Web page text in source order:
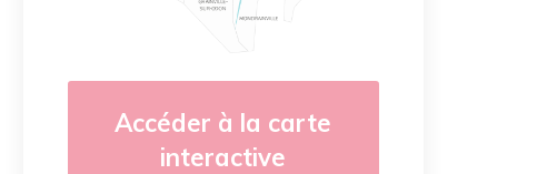
Accéder à la carte
interactive